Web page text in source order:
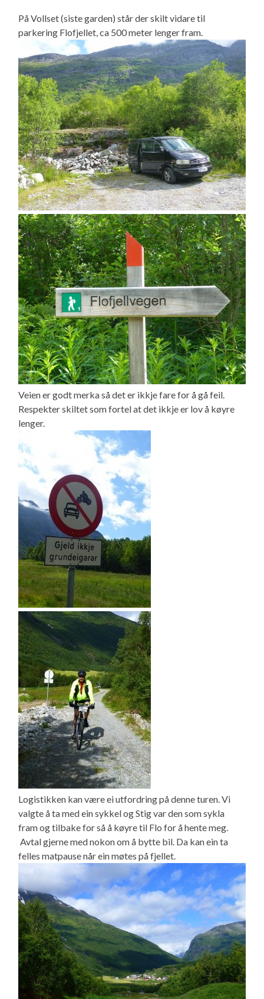
På Vollset (siste garden) står der skilt vidare til
parkering Flofjellet, ca 500 meter lenger fram.
Veien er godt merka så det er ikkje fare for å gå feil.
Respekter skiltet som fortel at det ikkje er lov å køyre
lenger.
Logistikken kan være ei utfordring på denne turen. Vi
valgte å ta med ein sykkel og Stig var den som sykla
fram og tilbake for så å køyre til Flo for å hente meg.
Avtal gjerne med nokon om å bytte bil. Da kan ein ta
felles matpause når ein møtes på fjellet.